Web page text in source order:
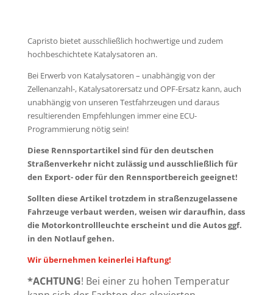
Capristo bietet ausschließlich hochwertige und zudem
hochbeschichtete Katalysatoren an.
Bei Erwerb von Katalysatoren – unabhängig von der
Zellenanzahl-, Katalysatorersatz und OPF-Ersatz kann, auch
unabhängig von unseren Testfahrzeugen und daraus
resultierenden Empfehlungen immer eine ECU-
Programmierung nötig sein!
Diese Rennsportartikel sind für den deut­schen
Straßenverkehr nicht zulässig und ausschließlich für
den Export- oder für den Rennsportbereich geeignet!
Sollten diese Artikel trotzdem in straßenzugelassene
Fahrzeuge verbaut werden, weisen wir daraufhin, dass
die Motorkontrollleuchte erscheint und die Autos ggf.
in den Notlauf gehen.
Wir übernehmen keinerlei Haftung!
*ACHTUNG! Bei einer zu hohen Temperatur